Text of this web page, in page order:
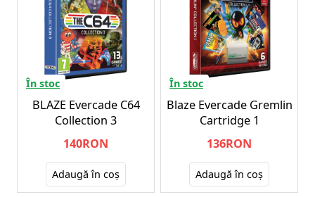
În stoc
BLAZE Evercade C64
Collection 3
140RON
Adaugă în coş
În stoc
Blaze Evercade Gremlin
Cartridge 1
136RON
Adaugă în coş